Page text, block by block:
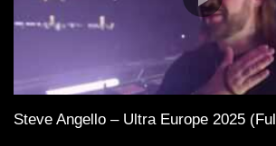
Steve Angello – Ultra Europe 2025